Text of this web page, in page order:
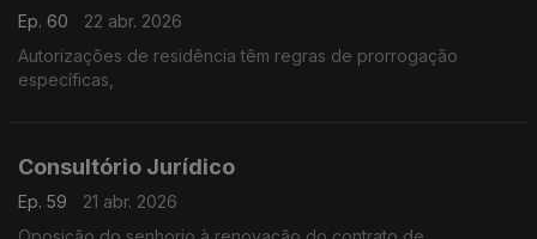
Ep. 60
22 abr. 2026
Autorizações de residência têm regras de prorrogação
específicas,
Consultório Jurídico
Ep. 59
21 abr. 2026